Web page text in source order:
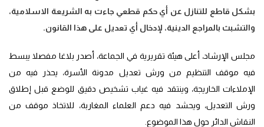
بشكل قاطع للتنازل عن أي حكم قطعي جاءت به الشريعة الاسلامية،
والتشبث بالمراجع الدينية، لإدخال أي تعديل على هذا القانون.
مجلس الإرشاد، أعلى هيئة تقريرية في الجماعة، أصدر بلاغا مفصلا يبسط
فيه موقف التنظيم من ورش تعديل مدونة الأسرة، يحذر فيه من
الإملاءات الخاريجة، وينتقد فيه غياب تشخيص دقيق للوضع قبل إطلاق
ورش التعديل، ويحشد فيه دعم العلماء المغاربة، للاتخاذ موقف من
النقاش الدائر حول هذا الموضوع.